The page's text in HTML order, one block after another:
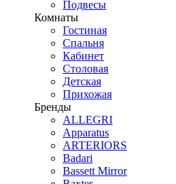
Подвесы
Комнаты
Гостиная
Спальня
Кабинет
Столовая
Детская
Прихожая
Бренды
ALLEGRI
Apparatus
ARTERIORS
Badari
Bassett Mirror